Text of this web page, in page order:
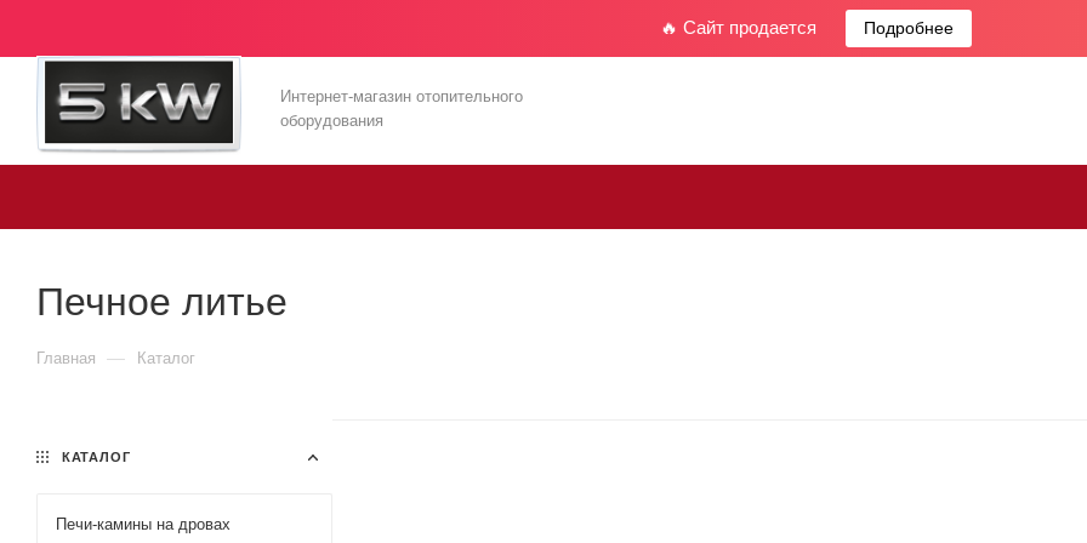
🔥 Сайт продается Подробнее
Интернет-магазин отопительного
оборудования
Печное литье
Главная — Каталог
КАТАЛОГ
Печи-камины на дровах